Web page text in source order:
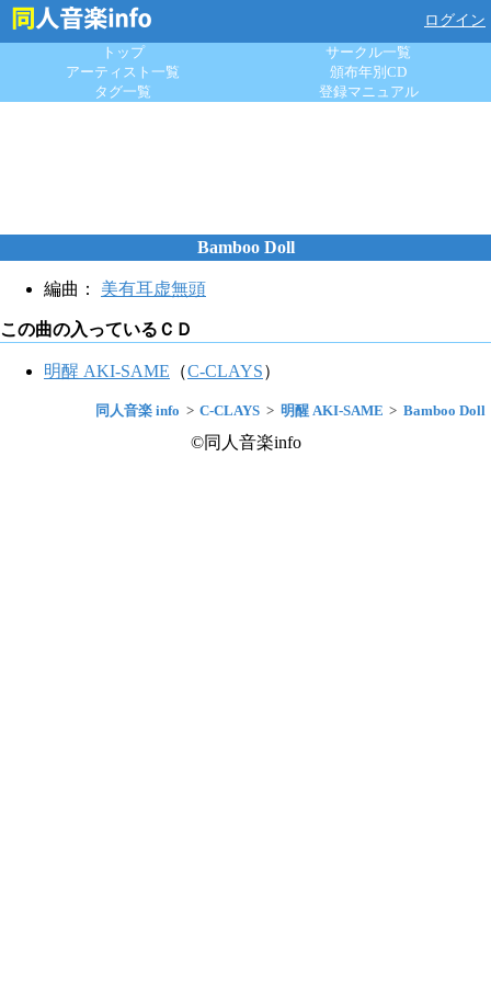
ログイン
トップ
サークル一覧
アーティスト一覧
頒布年別CD
タグ一覧
登録マニュアル
Bamboo Doll
編曲： 美有耳虚無頭
この曲の入っているＣＤ
明醒 AKI-SAME （C-CLAYS）
同人音楽 info C-CLAYS 明醒 AKI-SAME Bamboo Doll
©同人音楽info